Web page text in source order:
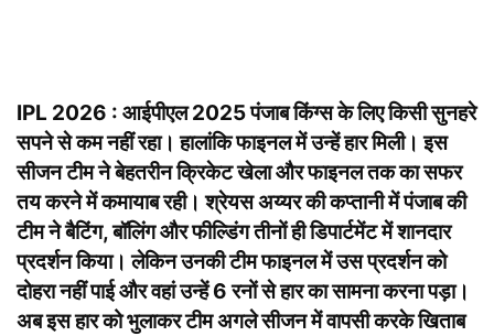
IPL 2026 : आईपीएल 2025 पंजाब किंग्स के लिए किसी सुनहरे
सपने से कम नहीं रहा। हालांकि फाइनल में उन्हें हार मिली। इस
सीजन टीम ने बेहतरीन क्रिकेट खेला और फाइनल तक का सफर
तय करने में कमायाब रही। श्रेयस अय्यर की कप्तानी में पंजाब की
टीम ने बैटिंग, बॉलिंग और फील्डिंग तीनों ही डिपार्टमेंट में शानदार
प्रदर्शन किया। लेकिन उनकी टीम फाइनल में उस प्रदर्शन को
दोहरा नहीं पाई और वहां उन्हें 6 रनों से हार का सामना करना पड़ा।
अब इस हार को भुलाकर टीम अगले सीजन में वापसी करके खिताब